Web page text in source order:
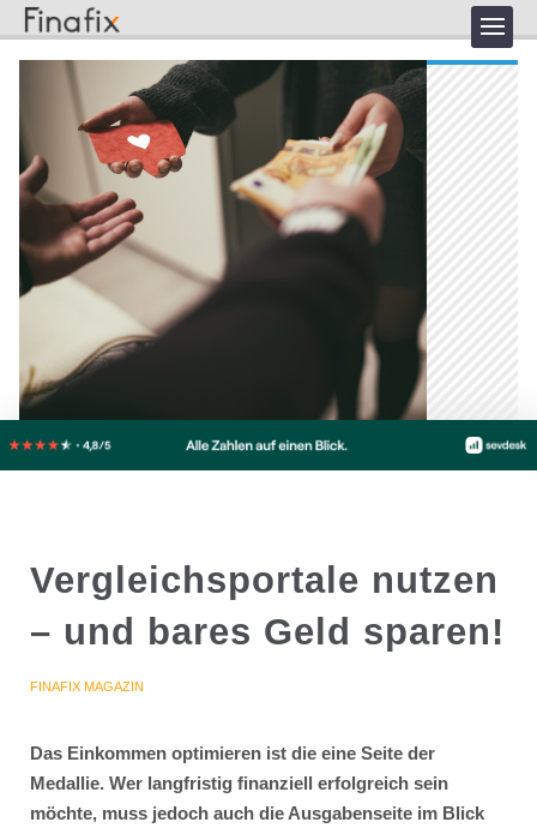
Vergleichsportale nutzen
– und bares Geld sparen!
FINAFIX MAGAZIN
Das Einkommen optimieren ist die eine Seite der
Medallie. Wer langfristig finanziell erfolgreich sein
möchte, muss jedoch auch die Ausgabenseite im Blick